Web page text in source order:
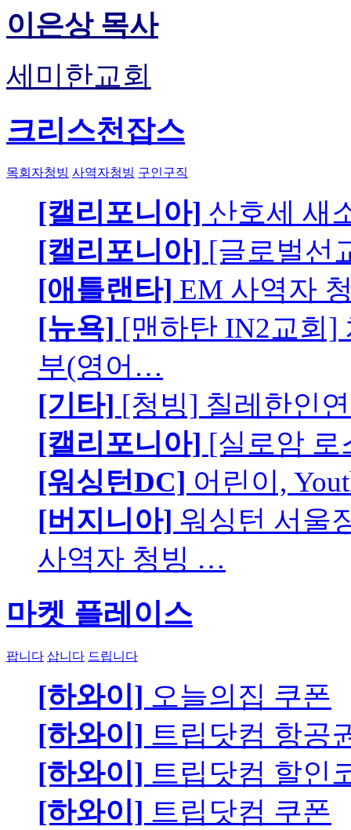
이은상 목사
세미한교회
크리스천잡스
목회자청빙 사역자청빙 구인구직
[캘리포니아] 산호세 새
[캘리포니아] [글로벌선
[애틀랜타] EM 사역자
[뉴욕] [맨하탄 IN2교회]
부(영어…
[기타] [청빙] 칠레한인
[캘리포니아] [실로암 로
[워싱턴DC] 어린이,
[버지니아] 워싱턴 서울
사역자 청빙 …
마켓 플레이스
팝니다 삽니다 드립니다
[하와이] 오늘의집 쿠폰
[하와이] 트립닷컴 항공
[하와이] 트립닷컴 할인
[하와이] 트립닷컴 쿠폰